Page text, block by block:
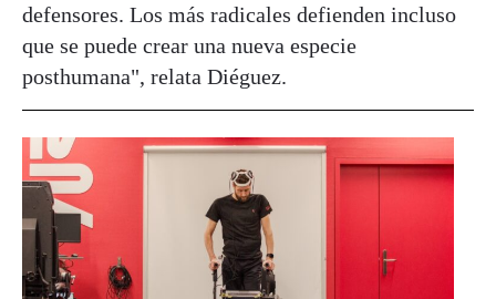
defensores. Los más radicales defienden incluso
que se puede crear una nueva especie
posthumana", relata Diéguez.